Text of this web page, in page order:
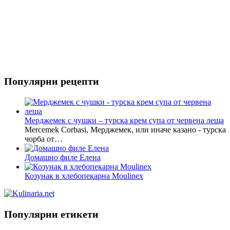
Популярни рецепти
Мерджемек с чушки – турска крем супа от червена леща
Mercemek Corbasi, Мерджемек, или иначе казано - турска
чорба от…
Домашно филе Елена
Козунак в хлебопекарна Moulinex
Популярни етикети